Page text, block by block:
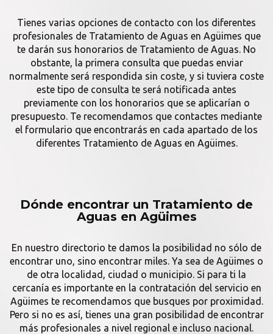
Tienes varias opciones de contacto con los diferentes
profesionales de Tratamiento de Aguas en Agüimes que
te darán sus honorarios de Tratamiento de Aguas. No
obstante, la primera consulta que puedas enviar
normalmente será respondida sin coste, y si tuviera coste
este tipo de consulta te será notificada antes
previamente con los honorarios que se aplicarían o
presupuesto. Te recomendamos que contactes mediante
el formulario que encontrarás en cada apartado de los
diferentes Tratamiento de Aguas en Agüimes.
Dónde encontrar un Tratamiento de
Aguas en Agüimes
En nuestro directorio te damos la posibilidad no sólo de
encontrar uno, sino encontrar miles. Ya sea de Agüimes o
de otra localidad, ciudad o municipio. Si para ti la
cercanía es importante en la contratación del servicio en
Agüimes te recomendamos que busques por proximidad.
Pero si no es así, tienes una gran posibilidad de encontrar
más profesionales a nivel regional e incluso nacional.